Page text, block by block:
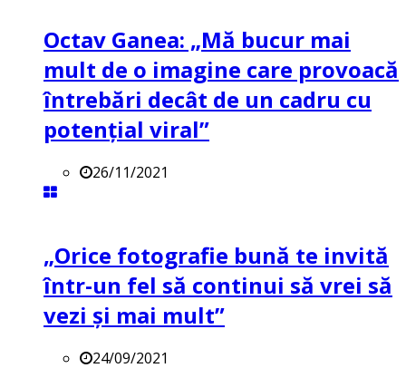
Octav Ganea: „Mă bucur mai
mult de o imagine care provoacă
întrebări decât de un cadru cu
potenţial viral”
26/11/2021
„Orice fotografie bună te invită
într-un fel să continui să vrei să
vezi și mai mult”
24/09/2021